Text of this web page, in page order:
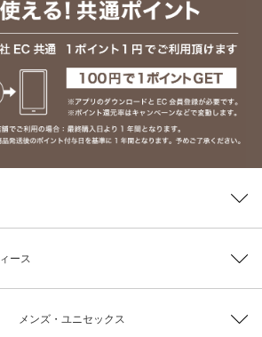
ース
メンズ・ユニセックス